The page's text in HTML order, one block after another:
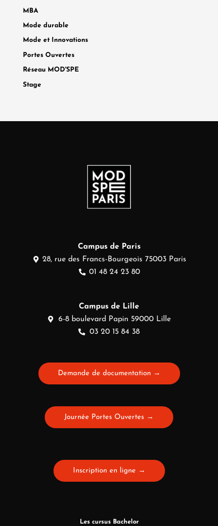
MBA
Mode durable
Mode et Innovations
Portes Ouvertes
Réseau MOD'SPE
Stage
Campus de Paris
28, rue des Francs-Bourgeois 75003 Paris
01 48 24 23 80
Campus de Lille
6-8 boulevard Papin 59000 Lille
03 20 15 84 38
Demande de documentation →
Journée Portes Ouvertes →
Inscription en ligne →
Les cursus Bachelor